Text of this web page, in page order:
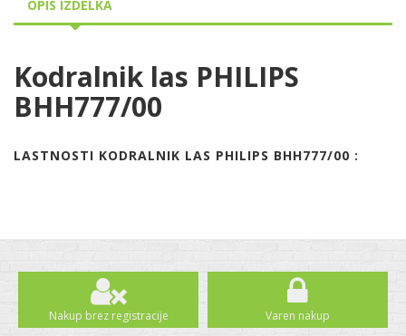
OPIS IZDELKA
Kodralnik las PHILIPS
BHH777/00
LASTNOSTI KODRALNIK LAS PHILIPS BHH777/00 :
Nakup brez registracije Varen nakup